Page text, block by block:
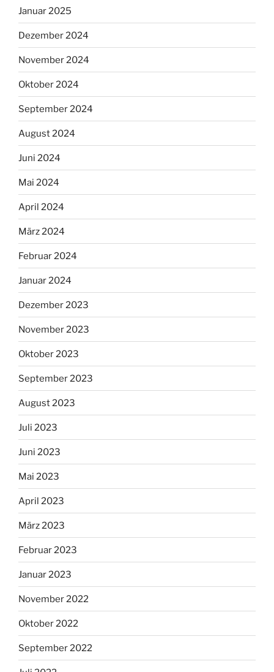
Januar 2025
Dezember 2024
November 2024
Oktober 2024
September 2024
August 2024
Juni 2024
Mai 2024
April 2024
März 2024
Februar 2024
Januar 2024
Dezember 2023
November 2023
Oktober 2023
September 2023
August 2023
Juli 2023
Juni 2023
Mai 2023
April 2023
März 2023
Februar 2023
Januar 2023
November 2022
Oktober 2022
September 2022